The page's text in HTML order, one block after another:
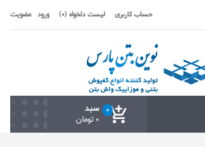
حساب کاربری لیست دلخواه (0) ورود عضویت
سبد 0
0 تومان